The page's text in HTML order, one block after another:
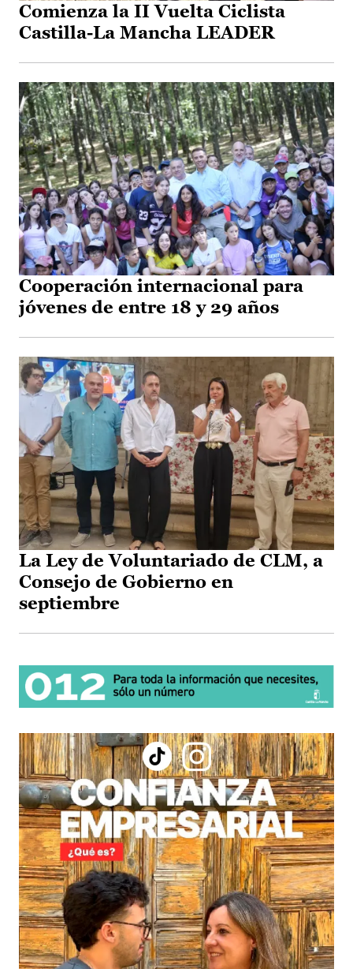
Comienza la II Vuelta Ciclista
Castilla-La Mancha LEADER
Cooperación internacional para
jóvenes de entre 18 y 29 años
La Ley de Voluntariado de CLM, a
Consejo de Gobierno en
septiembre